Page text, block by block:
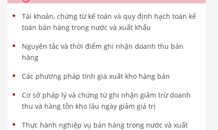
Tài khoản, chứng từ kế toán và quy định hạch toán kế
toán bán hàng trong nước và xuất khẩu
Nguyên tắc và thời điểm ghi nhận doanh thu bán
hàng
Các phương pháp tính giá xuất kho hàng bán
Cơ sở pháp lý và chứng từ ghi nhận giảm trừ doanh
thu và hàng tồn kho lâu ngày giảm giá trị
Thực hành nghiệp vụ bán hàng trong nước và xuất